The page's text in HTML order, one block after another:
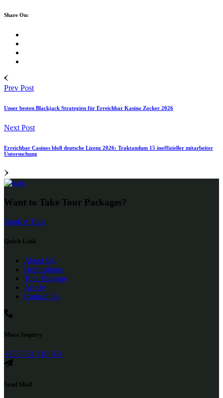
Share On:
Prev Post
Unser besten Blackjack Strategien für Erreichbar Kasino Zocker 2026
Next Post
Erreichbar Casinos bloß deutsche Lizenz 2026: Traktandum 15 inoffizieller mitarbeiter
Untersuchung
Want to Take Tour Packages?
Book A Tour
Quick Link
About Us
Destinations
Tour Package
Article
Contact Us
More Inquiry
+255 754 510 784
Send Mail